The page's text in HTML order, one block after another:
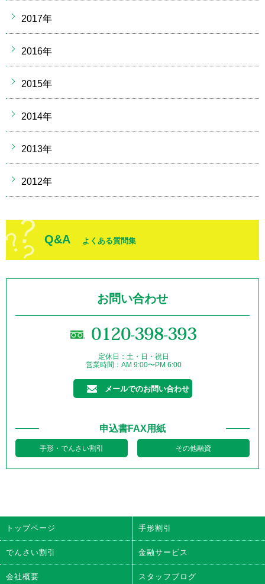
2017年
2016年
2015年
2014年
2013年
2012年
Q&A よくある質問集
お問い合わせ
0120-398-393
定休日：土・日・祝日
営業時間：AM 9:00〜PM 6:00
メールでのお問い合わせ
申込書FAX用紙
手形・でんさい割引 その他融資
トップページ 手形割引
でんさい割引 金融サービス
会社概要 スタッフブログ